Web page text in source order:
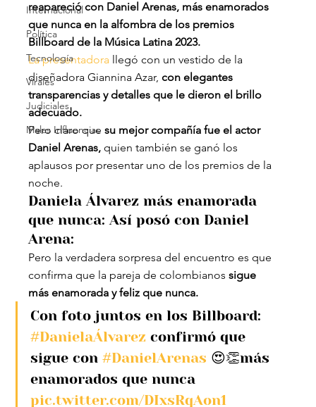
Internacional
Política
Tecnología
Virales
Judiciales
Malas Influencias
reapareció con Daniel Arenas, más enamorados
que nunca en la alfombra de los premios
Billboard de la Música Latina 2023.
La presentadora llegó con un vestido de la
diseñadora Giannina Azar, con elegantes
transparencias y detalles que le dieron el brillo
adecuado.
Pero claro que su mejor compañía fue el actor
Daniel Arenas, quien también se ganó los
aplausos por presentar uno de los premios de la
noche.
Daniela Álvarez más enamorada
que nunca: Así posó con Daniel
Arena:
Pero la verdadera sorpresa del encuentro es que
confirma que la pareja de colombianos sigue
más enamorada y feliz que nunca.
Con foto juntos en los Billboard:
#DanielaÁlvarez confirmó que
sigue con #DanielArenas 😍👏más
enamorados que nunca
pic.twitter.com/DIxsRqAon1